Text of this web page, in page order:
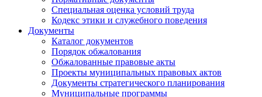
Специальная оценка условий труда
Кодекс этики и служебного поведения
Документы
Каталог документов
Порядок обжалования
Обжалованные правовые акты
Проекты муниципальных правовых актов
Документы стратегического планирования
Муниципальные программы